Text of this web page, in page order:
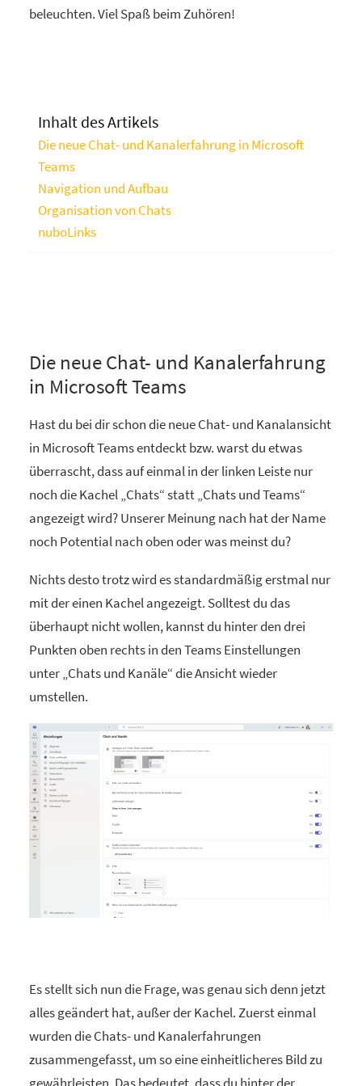
beleuchten. Viel Spaß beim Zuhören!
Inhalt des Artikels
Die neue Chat- und Kanalerfahrung in Microsoft
Teams
Navigation und Aufbau
Organisation von Chats
nuboLinks
Die neue Chat- und Kanalerfahrung
in Microsoft Teams
Hast du bei dir schon die neue Chat- und Kanalansicht
in Microsoft Teams entdeckt bzw. warst du etwas
überrascht, dass auf einmal in der linken Leiste nur
noch die Kachel „Chats“ statt „Chats und Teams“
angezeigt wird? Unserer Meinung nach hat der Name
noch Potential nach oben oder was meinst du?
Nichts desto trotz wird es standardmäßig erstmal nur
mit der einen Kachel angezeigt. Solltest du das
überhaupt nicht wollen, kannst du hinter den drei
Punkten oben rechts in den Teams Einstellungen
unter „Chats und Kanäle“ die Ansicht wieder
umstellen.
Es stellt sich nun die Frage, was genau sich denn jetzt
alles geändert hat, außer der Kachel. Zuerst einmal
wurden die Chats- und Kanalerfahrungen
zusammengefasst, um so eine einheitlicheres Bild zu